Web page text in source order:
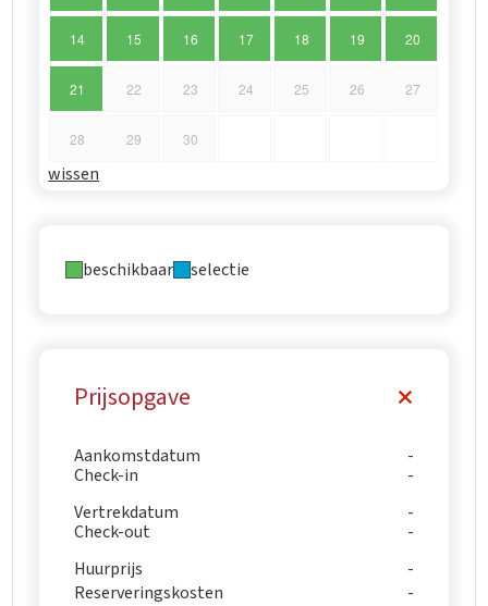
14 15 16 17 18 19 20
21 22 23 24 25 26 27
28 29 30
wissen
beschikbaar selectie
Prijsopgave
Aankomstdatum
Check-in
Vertrekdatum
Check-out
Huurprijs
Reserveringskosten